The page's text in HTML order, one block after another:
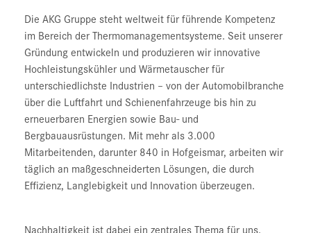
Die AKG Gruppe steht weltweit für führende Kompetenz
im Bereich der Thermomanagementsysteme. Seit unserer
Gründung entwickeln und produzieren wir innovative
Hochleistungskühler und Wärmetauscher für
unterschiedlichste Industrien – von der Automobilbranche
über die Luftfahrt und Schienenfahrzeuge bis hin zu
erneuerbaren Energien sowie Bau- und
Bergbauausrüstungen. Mit mehr als 3.000
Mitarbeitenden, darunter 840 in Hofgeismar, arbeiten wir
täglich an maßgeschneiderten Lösungen, die durch
Effizienz, Langlebigkeit und Innovation überzeugen.
Nachhaltigkeit ist dabei ein zentrales Thema für uns.